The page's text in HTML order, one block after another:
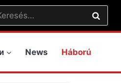
News Háború